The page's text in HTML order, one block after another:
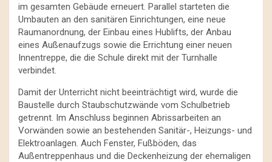
im gesamten Gebäude erneuert. Parallel starteten die
Umbauten an den sanitären Einrichtungen, eine neue
Raumanordnung, der Einbau eines Hublifts, der Anbau
eines Außenaufzugs sowie die Errichtung einer neuen
Innentreppe, die die Schule direkt mit der Turnhalle
verbindet.
Damit der Unterricht nicht beeinträchtigt wird, wurde die
Baustelle durch Staubschutzwände vom Schulbetrieb
getrennt. Im Anschluss beginnen Abrissarbeiten an
Vorwänden sowie an bestehenden Sanitär-, Heizungs- und
Elektroanlagen. Auch Fenster, Fußböden, das
Außentreppenhaus und die Deckenheizung der ehemaligen